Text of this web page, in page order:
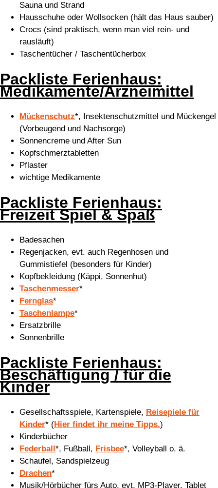
Sauna und Strand
Hausschuhe oder Wollsocken (hält das Haus sauber)
Crocs (sind praktisch, wenn man viel rein- und
rausläuft)
Taschentücher / Taschentücherbox
Packliste Ferienhaus:
Medikamente/Arzneimittel
Mückenschutz*, Insektenschutzmittel und Mückengel
(Vorbeugend und Nachsorge)
Sonnencreme und After Sun
Kopfschmerztabletten
Pflaster
wichtige Medikamente
Packliste Ferienhaus:
Freizeit Spiel & Spaß
Badesachen
Regenjacken, evt. auch Regenhosen und
Gummistiefel (besonders für Kinder)
Kopfbekleidung (Käppi, Sonnenhut)
Taschenmesser*
Fernglas*
Taschenlampe*
Ersatzbrille
Sonnenbrille
Packliste Ferienhaus:
Beschäftigung / für die
Kinder
Gesellschaftsspiele, Kartenspiele, Reisepiele für
Kinder* (Hier findet ihr meine Tipps.)
Kinderbücher
Federball *, Fußball, Frisbee*, Volleyball o. ä.
Schaufel, Sandspielzeug
Drachen*
Musik/Hörbücher fürs Auto, evt. MP3-Player, Tablet